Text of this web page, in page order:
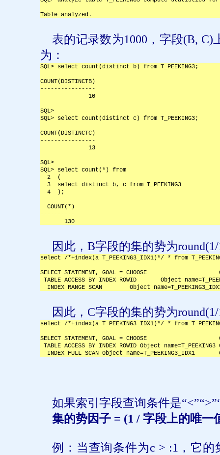
Table analyzed.
表的记录数为1000 ，字段(B, C)
为：
SQL> select count(distinct b) from T_PEEKING3;
COUNT(DISTINCTB)
----------------
10
SQL>
SQL> select count(distinct c) from T_PEEKING3;
COUNT(DISTINCTC)
----------------
13
SQL>
SQL> select count(*) from
2  (
3  select distinct b, c from T_PEEKING3
4  );
COUNT(*)
----------
130
因此， B字段的集的势为
select /*+index(a T_PEEKING3_IDX1)*/ * from
SELECT STATEMENT, GOAL = CHOOSE
TABLE ACCESS BY INDEX ROWID       Object
INDEX RANGE SCAN        Object
因此， C字段的集的势为
select /*+index(a T_PEEKING3_IDX1)*/ * from
SELECT STATEMENT, GOAL = CHOOSE
TABLE ACCESS BY INDEX ROWID Object
INDEX FULL SCAN Object name=T_PEEKING3_IDX1
如果索引字段查询条件是“<”“>
集的势因子 = (1 / 字段上的唯一
例：当查询条件为c > :1 ，它